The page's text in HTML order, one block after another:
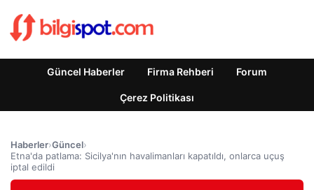
Güncel Haberler Firma Rehberi Forum
Çerez Politikası
Haberler›Güncel›
Etna'da patlama: Sicilya'nın havalimanları kapatıldı, onlarca uçuş
iptal edildi